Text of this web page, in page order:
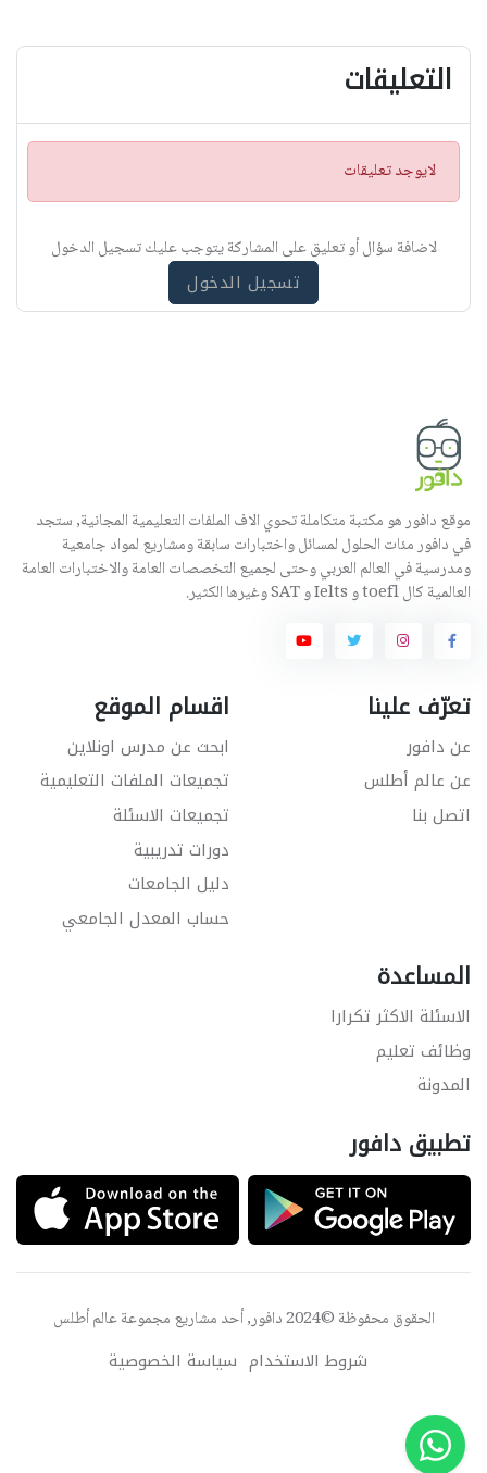
التعليقات
ت
ن
ي
لايوجد تعليقات
لاضافة سؤال أو تعليق على المشاركة يتوجب عليك تسجيل الدخول
تسجيل الدخول
موقع دافور هو مكتبة متكاملة تحوي الاف الملفات التعليمية المجانية, ستجد
في دافور مئات الحلول لمسائل واختبارات سابقة ومشاريع لمواد جامعية
ومدرسية في العالم العربي وحتى لجميع التخصصات العامة والاختبارات العامة
العالمية كال toefl و Ielts و SAT وغيرها الكثير.
تعرّف علينا
عن دافور
عن عالم أطلس
اتصل بنا
اقسام الموقع
ابحث عن مدرس اونلاين
تجميعات الملفات التعليمية
تجميعات الاسئلة
دورات تدريبية
دليل الجامعات
حساب المعدل الجامعي
المساعدة
الاسئلة الاكثر تكرارا
وظائف تعليم
المدونة
تطبيق دافور
الحقوق محفوظة ©2024 دافور, أحد مشاريع مجموعة عالم أطلس
شروط الاستخدام سياسة الخصوصية